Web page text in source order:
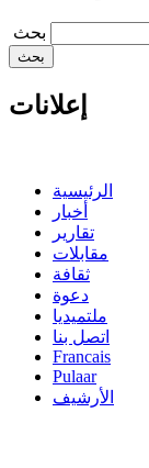
‏بحث ‏
إعلانات
الرئيسية
أخبار
تقارير
مقابلات
ثقافة
دعوة
ملتميديا
اتصل بنا
Francais
Pulaar
الأرشيف